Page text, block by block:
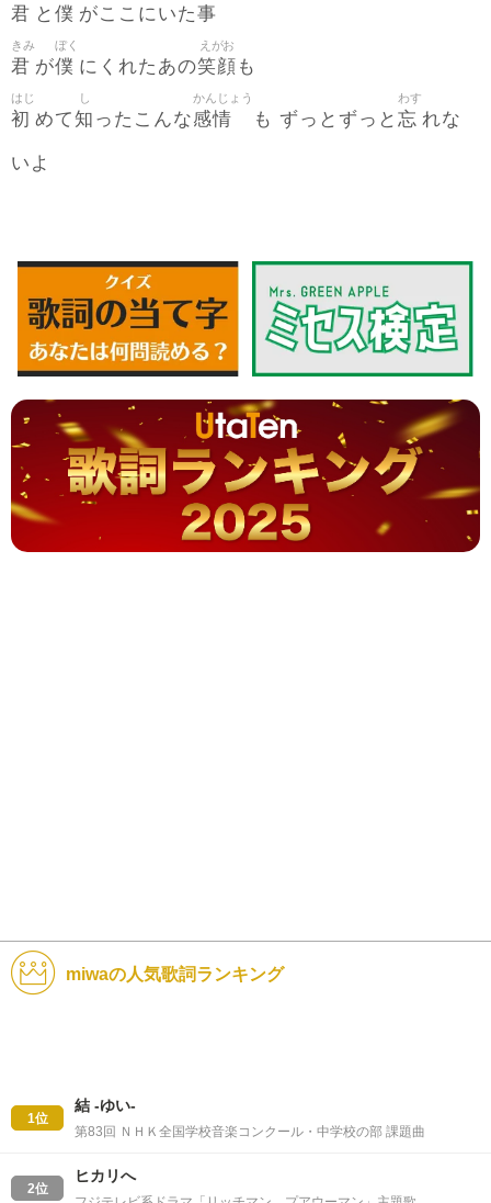
君 と 僕 がここにいた事
君
きみ
が僕
ぼく
にくれたあの笑顔
えがお
も
初
はじ
めて知
し
ったこんな感情
かんじょう
も ずっとずっと 忘
わす
れな
いよ
miwaの人気歌詞ランキング
1位
結 -ゆい-
第83回 ＮＨＫ全国学校音楽コンクール・中学校の部 課題曲
2位
ヒカリへ